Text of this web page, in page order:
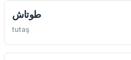
طوتاش
tutaş